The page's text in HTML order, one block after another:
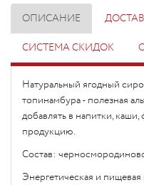
ОПИСАНИЕ
СИСТЕМА СКИДОК
Натуральный ягодный
топинамбура - полезная
добавлять в напитки,
продукцию.
Состав:
Энергетическая и пищевая